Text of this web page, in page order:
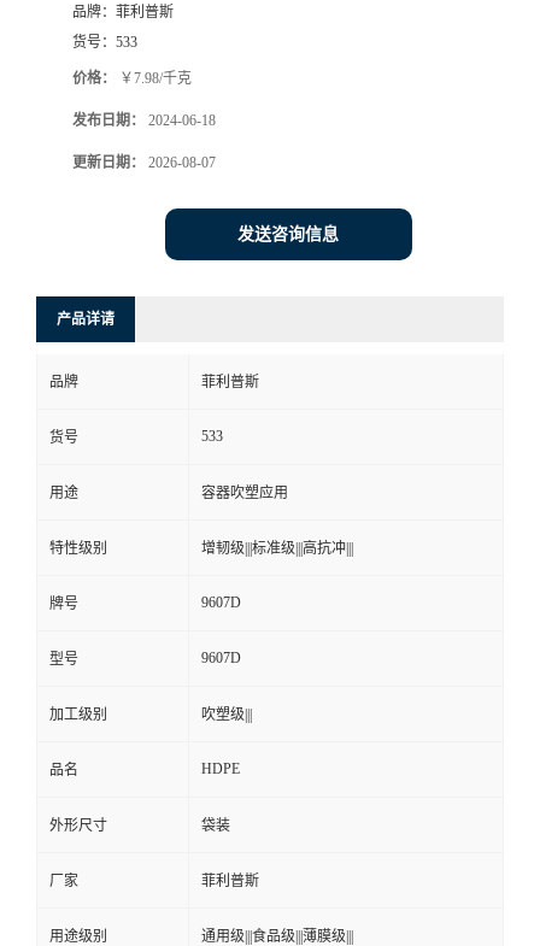
品牌： 菲利普斯
货号： 533
价格： ￥7.98/千克
发布日期： 2024-06-18
更新日期： 2026-08-07
发送咨询信息
产品详请
品牌 菲利普斯
货号 533
用途 容器吹塑应用
特性级别 增韧级|||标准级|||高抗冲|||
牌号 9607D
型号 9607D
加工级别 吹塑级|||
品名 HDPE
外形尺寸 袋装
厂家 菲利普斯
用途级别 通用级|||食品级|||薄膜级|||